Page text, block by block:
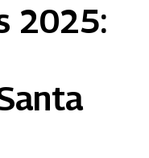
2025: